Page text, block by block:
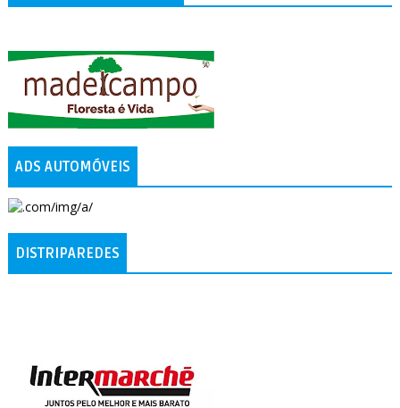
ADS AUTOMÓVEIS
DISTRIPAREDES